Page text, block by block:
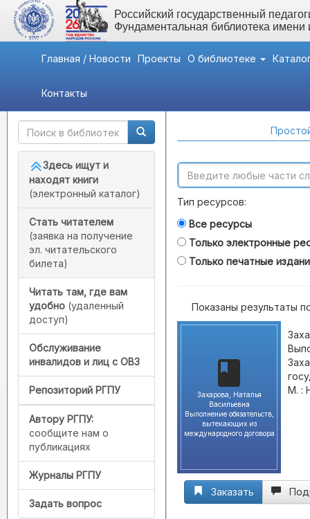
Российский государственный
Фундаментальная библиотека
Главная / Новости Проекты О библиотеке
Контакты
Быстрый доступ
Здесь ищут и
находят книги
(электронный каталог)
Стать читателем
(заявка на получение
эл. читательского
билета)
Читать там, где вам
удобно (удаленный
доступ)
Обслуживание
инвалидов и лиц с ОВЗ
Репозиторий РГПУ
Автору РГПУ:
сообщите нам о
публикациях
Журналы РГПУ
Задать вопрос
Тип ресурсов:
Все ресурсы
Только электронные
Только печатные
Показаны результаты
Захарова, Наталья
Васильевна
Выполнение обязательств,
вытекающих из
международного договора
М. :
Заказать